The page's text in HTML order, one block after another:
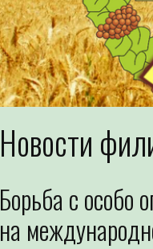
Новости
Борьба с особо
на